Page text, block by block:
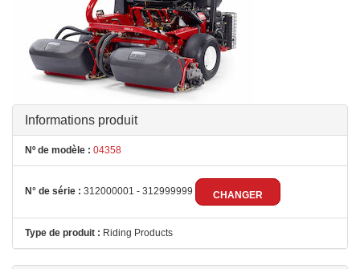
Informations produit
Nº de modèle : 04358
N° de série : 312000001 - 312999999 CHANGER
Type de produit : Riding Products